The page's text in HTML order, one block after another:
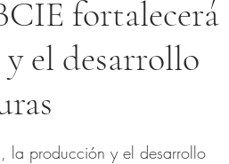
fortalecerá
el desarrollo
la producción y el desarrollo